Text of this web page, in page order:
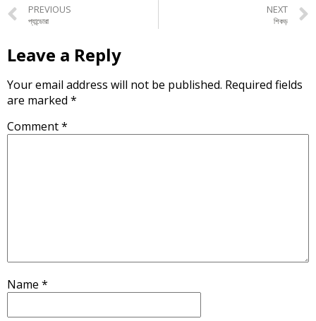
PREVIOUS
প্যান্ডোরা
NEXT
শিকড়
Leave a Reply
Your email address will not be published. Required fields
are marked *
Comment*
Name *